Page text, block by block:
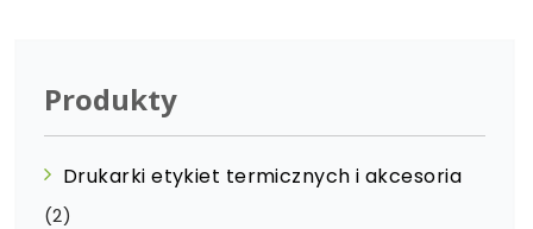
Produkty
Drukarki etykiet termicznych i akcesoria
(2)